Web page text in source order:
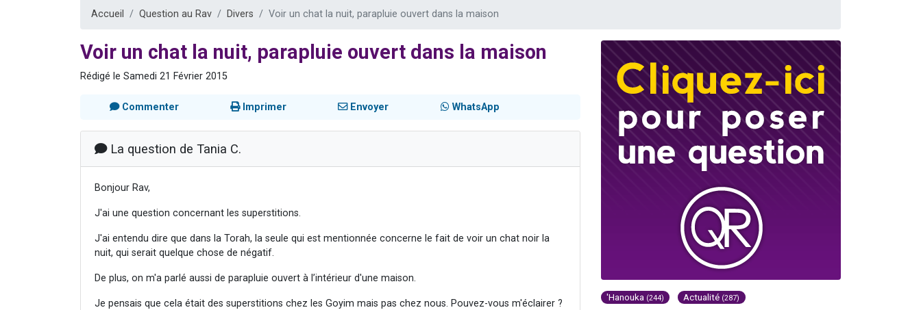
Accueil Question au Rav Divers Voir un chat la nuit, parapluie ouvert dans la maison
Voir un chat la nuit, parapluie ouvert dans la maison
Rédigé le Samedi 21 Février 2015
Commenter Imprimer Envoyer WhatsApp
La question de Tania C.
Bonjour Rav,
J'ai une question concernant les superstitions.
J'ai entendu dire que dans la Torah, la seule qui est mentionnée concerne le fait de voir un chat noir la
nuit, qui serait quelque chose de négatif.
De plus, on m'a parlé aussi de parapluie ouvert à l’intérieur d'une maison.
Je pensais que cela était des superstitions chez les Goyim mais pas chez nous. Pouvez-vous m'éclairer ?
'Hanouka (244) Actualité (287)